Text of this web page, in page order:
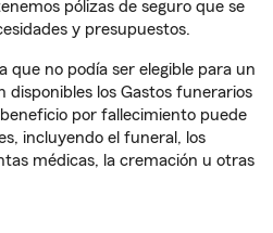
pólizas de seguro que se
y presupuestos.
que no podía ser elegible para un
disponibles los Gastos funerarios
por fallecimiento puede
incluyendo el funeral, los
médicas, la cremación u otras